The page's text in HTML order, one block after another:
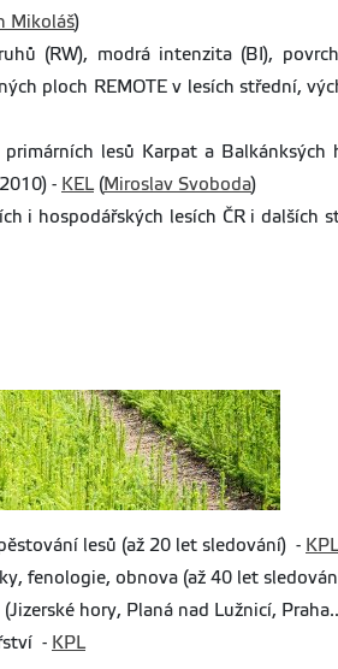
Mikoláš)
(RW), modrá intenzita (BI),
ploch REMOTE v lesích střední,
lesů Karpat a
- KEL (Miroslav Svoboda)
i hospodářských lesích ČR i dalších
lesů (až 20 let sledování) - KPL
fenologie, obnova (až 40 let
hory, Planá nad Lužnicí,
- KPL